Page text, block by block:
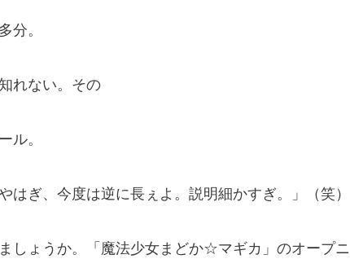
分。
れない。その
ル。
はぎ、今度は逆に長ぇよ。説明細かすぎ。」（笑）
しょうか。「魔法少女まどか☆マギカ」のオープニ